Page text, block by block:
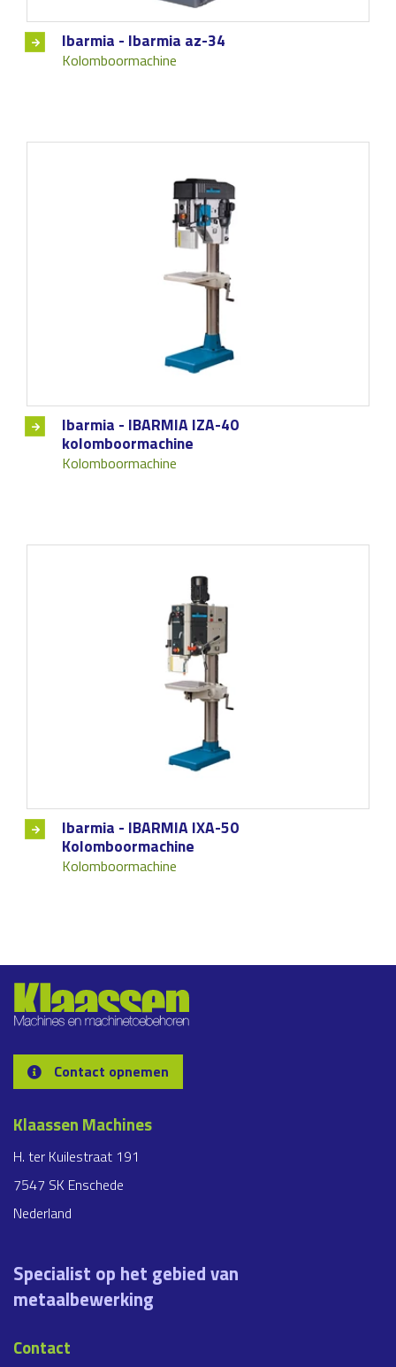
Ibarmia - Ibarmia az-34
Kolomboormachine
Ibarmia - IBARMIA IZA-40
kolomboormachine
Kolomboormachine
Ibarmia - IBARMIA IXA-50
Kolomboormachine
Kolomboormachine
Contact opnemen
Klaassen Machines
H. ter Kuilestraat 191
7547 SK Enschede
Nederland
Specialist op het gebied van
metaalbewerking
Contact